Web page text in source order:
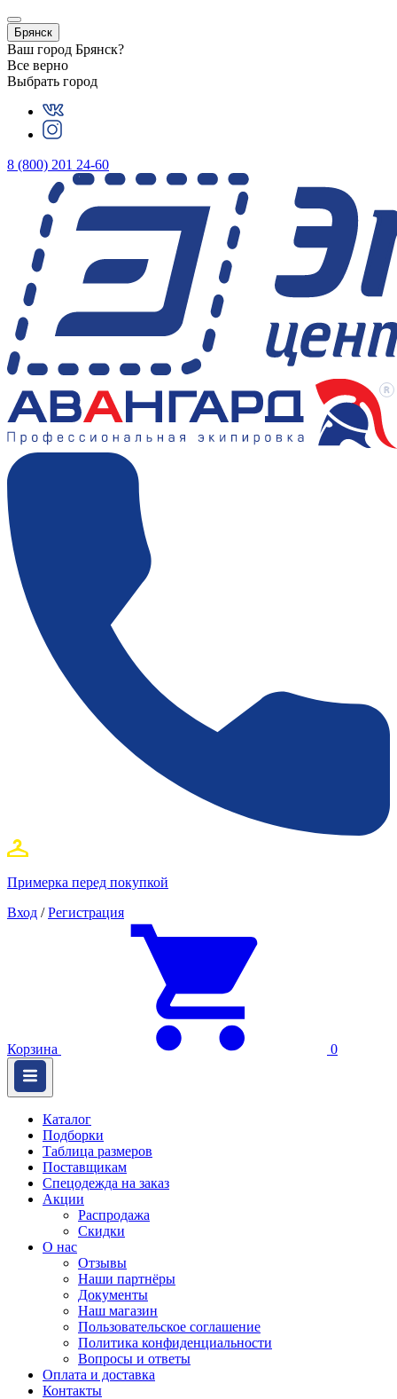
Брянск
Ваш город Брянск?
Все верно
Выбрать город
8 (800) 201 24-60
Примерка перед покупкой
Вход / Регистрация
Корзина 0
Каталог
Подборки
Таблица размеров
Поставщикам
Спецодежда на заказ
Акции
Распродажа
Скидки
О нас
Отзывы
Наши партнёры
Документы
Наш магазин
Пользовательское соглашение
Политика конфиденциальности
Вопросы и ответы
Оплата и доставка
Контакты